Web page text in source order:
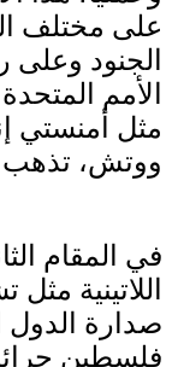
على مختلف
الجنود
الأمم
مثل أمنستي
ووتش، تذهب
في المقام
اللاتينية
صدارة الدول
فلسطين